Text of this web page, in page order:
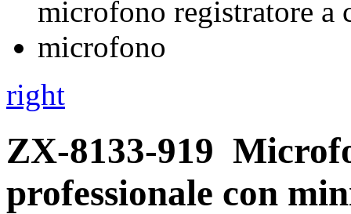
right
ZX-8133-919
professionale con